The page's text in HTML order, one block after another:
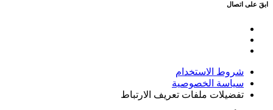
ابقَ على اتصال
شروط الاستخدام
سياسة الخصوصية
تفضيلات ملفات تعريف الارتباط